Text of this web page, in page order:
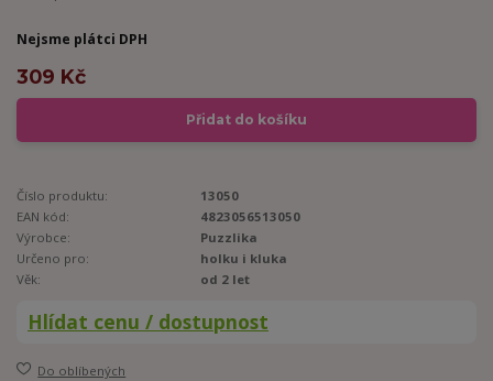
Nejsme plátci DPH
309 Kč
Přidat do košíku
Číslo produktu:
13050
EAN kód:
4823056513050
Výrobce:
Puzzlika
Určeno pro:
holku i kluka
Věk:
od 2 let
Hlídat cenu / dostupnost
Do oblíbených